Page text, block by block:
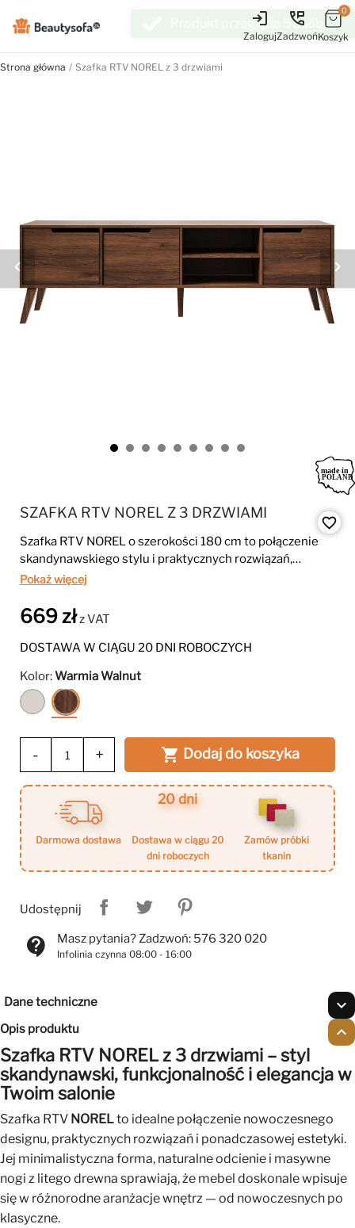
login
Zaloguj
perm_phone_msg
Zadzwoń
0
Koszyk
Strona główna Szafka RTV NOREL z 3 drzwiami
SZAFKA RTV NOREL Z 3 DRZWIAMI
Szafka RTV NOREL o szerokości 180 cm to połączenie
skandynawskiego stylu i praktycznych rozwiązań,
idealne do nowoczesnego salonu. Trzy zamykane szafki,
zapewniają porządek, funkcjonalność i ponadczasowy
wygląd.
Pokaż więcej
669 złz VAT
DOSTAWA W CIĄGU 20 DNI ROBOCZYCH
Kolor:Warmia Walnut
KaszmirWarmia
Walnut
- +  Dodaj do koszyka
darmowa dostawa
20 dni
dostawa w ciągu 20
dni roboczych
zamów próbki
tkanin
Udostępnij
favorite_border
contact_support Masz pytania? Zadzwoń: 576 320 020
Infolinia czynna 08:00 - 16:00
Dane techniczne expand_more
Opis produktu expand_less
Szafka RTV NOREL z 3 drzwiami – styl
skandynawski, funkcjonalność i elegancja w
Twoim salonie
Szafka RTV NORELto idealne połączenie nowoczesnego
designu, praktycznych rozwiązań i ponadczasowej estetyki.
Jej minimalistyczna forma, naturalne odcienie i masywne
nogi z litego drewna sprawiają, że mebel doskonale wpisuje
się w różnorodne aranżacje wnętrz — od nowoczesnych po
klasyczne.